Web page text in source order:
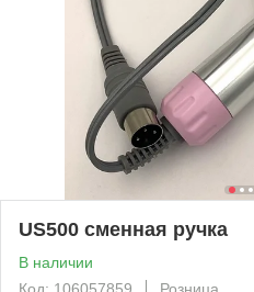
US500 сменная ручка
В наличии
Код: 106057859
Розница